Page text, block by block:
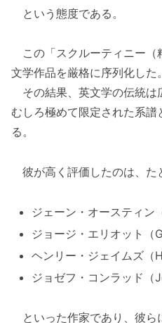
という態度である。
この「スクルーティニー（
文学作品を厳格に序列化した。
その結果、英文学の伝統は
むしろ極めて限定された系
る。
彼が高く評価したのは、た
ジェーン・オースティン
ジョージ・エリオット（
ヘンリー・ジェイムズ（
ジョゼフ・コンラッド（
といった作家であり、彼ら